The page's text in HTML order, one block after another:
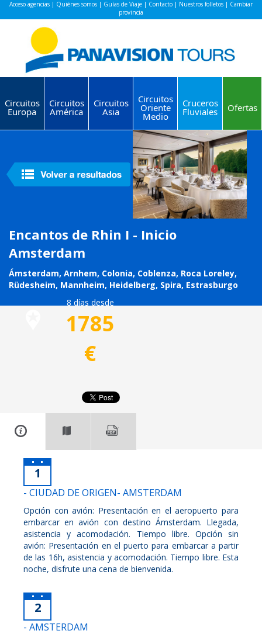
Acceso agencias | Quiénes somos | Guías de Viaje | Contacto | Nuestros folletos | Cambiar
provincia
Circuitos
Europa
Circuitos
América
Circuitos
Asia
Circuitos
Oriente
Medio
Cruceros
Fluviales Ofertas
Encantos de Rhin I - Inicio
Amsterdam
Ámsterdam, Arnhem, Colonia, Coblenza, Roca Loreley,
Rüdesheim, Mannheim, Heidelberg, Spira, Estrasburgo
8 días desde
1785
€
1
- CIUDAD DE ORIGEN- AMSTERDAM
Opción con avión: Presentación en el aeropuerto para
embarcar en avión con destino Ámsterdam. Llegada,
asistencia y acomodación. Tiempo libre. Opción sin
avión: Presentación en el puerto para embarcar a partir
de las 16h, asistencia y acomodación. Tiempo libre. Esta
noche, disfrute una cena de bienvenida.
2
- AMSTERDAM